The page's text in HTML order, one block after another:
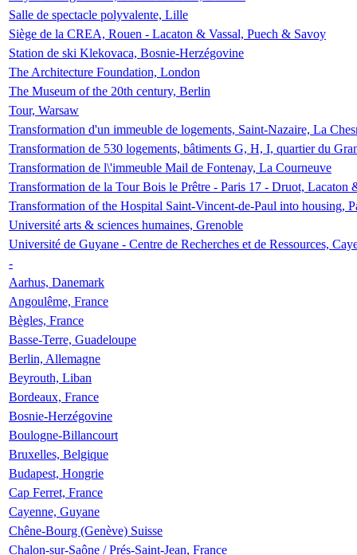
Salle de spectacle polyvalente, Lille
Siège de la CREA, Rouen - Lacaton & Vassal, Puech & Savoy
Station de ski Klekovaca, Bosnie-Herzégovine
The Architecture Foundation, London
The Museum of the 20th century, Berlin
Tour, Warsaw
Transformation d'un immeuble de logements, Saint-Nazaire, La
Transformation de 530 logements, bâtiments G, H, I, quartier du
Transformation de l\'immeuble Mail de Fontenay, La Courneuve
Transformation de la Tour Bois le Prêtre - Paris 17 - Druot, Lacaton
Transformation of the Hospital Saint-Vincent-de-Paul into housing,
Université arts & sciences humaines, Grenoble
Université de Guyane - Centre de Recherches et de Ressources,
-
Aarhus, Danemark
Angoulême, France
Bègles, France
Basse-Terre, Guadeloupe
Berlin, Allemagne
Beyrouth, Liban
Bordeaux, France
Bosnie-Herzégovine
Boulogne-Billancourt
Bruxelles, Belgique
Budapest, Hongrie
Cap Ferret, France
Cayenne, Guyane
Chêne-Bourg (Genève) Suisse
Chalon-sur-Saône / Prés-Saint-Jean, France